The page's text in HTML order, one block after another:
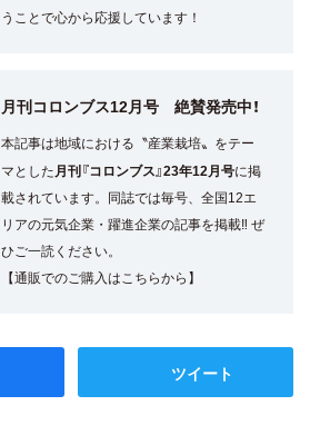
うことで心から応援しています！
月刊コロンブス12月号 絶賛発売中！
本記事は地域における〝産業栽培〟をテー
マとした月刊『コロンブス』23年12月号に掲
載されています。同誌では毎号、全国12エ
リアの元気企業・躍進企業の記事を掲載‼ ぜ
ひご一読ください。
【通販でのご購入はこちらから】
ツイート